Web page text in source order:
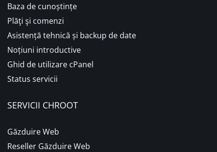
Baza de cunoștințe
Plăţi şi comenzi
Asistență tehnică și backup de date
Noțiuni introductive
Ghid de utilizare cPanel
Status servicii
SERVICII CHROOT
Găzduire Web
Reseller Găzduire Web